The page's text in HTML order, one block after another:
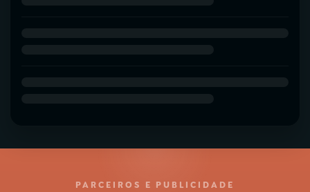
PARCEIROS E PUBLICIDADE